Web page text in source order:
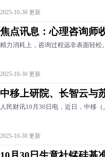
2025-10-30 更新
焦点讯息：心理咨询师
精力消耗上，咨询过程远非表面轻
2025-10-30 更新
中移上研院、长智云与
人民财讯10月30日电，近日，中移
2025-10-30 更新